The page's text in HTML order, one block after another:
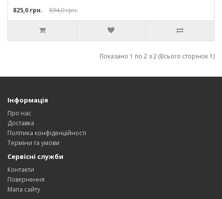
825,0 грн.
894,0 грн.
Показано 1 по 2 з 2 (Всього сторінок 1)
Інформація
Про нас
Доставка
Політика конфіденційності
Терміни та умови
Сервісні служби
Контакти
Повернення
Мапа сайту